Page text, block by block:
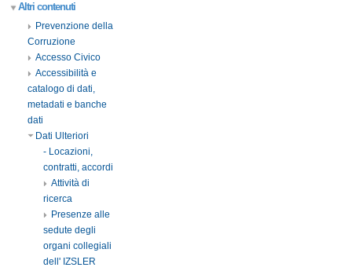
Altri contenuti
Prevenzione della
Corruzione
Accesso Civico
Accessibilità e
catalogo di dati,
metadati e banche
dati
Dati Ulteriori
- Locazioni,
contratti, accordi
Attività di
ricerca
Presenze alle
sedute degli
organi collegiali
dell' IZSLER